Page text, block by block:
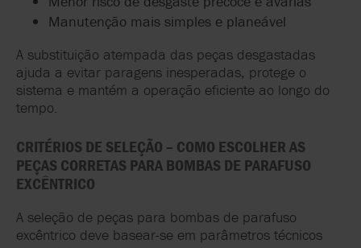
Manutenção mais simples e planeável
A substituição atempada das peças desgastadas
ajuda a evitar paragens inesperadas, protege o
sistema e mantém a operação eficiente ao longo do
tempo.
CRITÉRIOS DE SELEÇÃO – COMO ESCOLHER AS
PEÇAS CORRETAS PARA BOMBAS DE PARAFUSO
EXCÊNTRICO
A seleção de peças para bombas de parafuso
excêntrico deve basear-se em parâmetros técnicos